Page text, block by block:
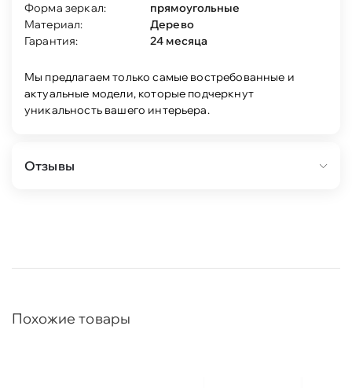
Форма зеркал:
прямоугольные
Материал:
Дерево
Гарантия:
24 месяца
Мы предлагаем только самые востребованные и
актуальные модели, которые подчеркнут
уникальность вашего интерьера.
Отзывы
Похожие товары